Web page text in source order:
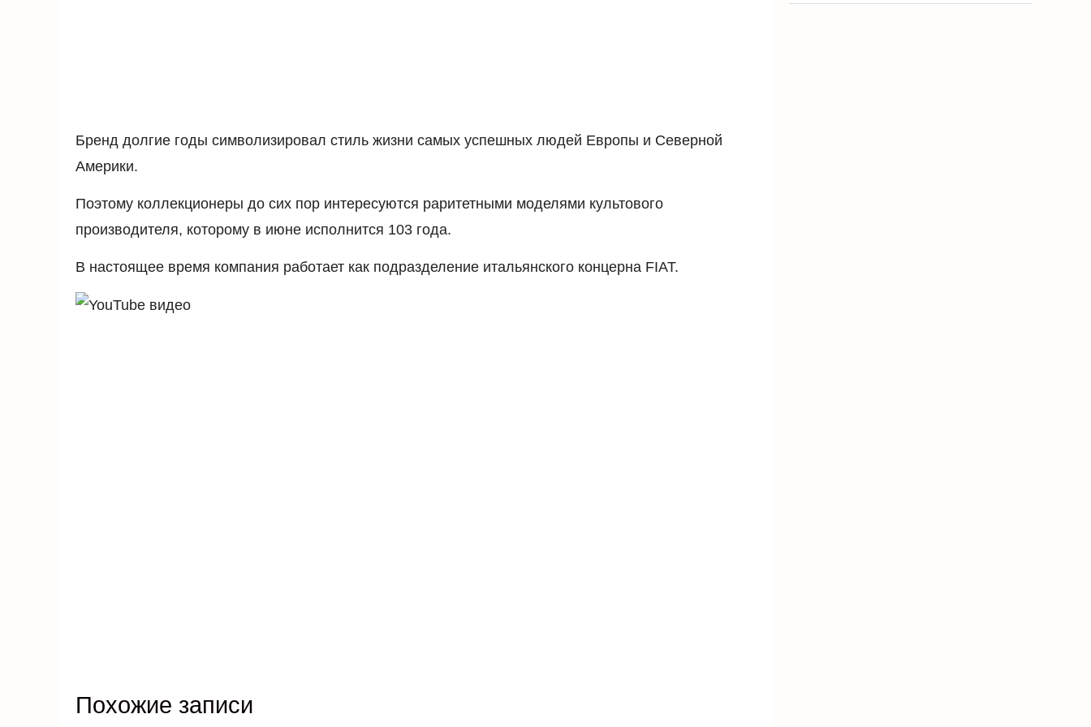
Бренд долгие годы символизировал стиль жизни самых успешных людей Европы и Северной
Америки.
Поэтому коллекционеры до сих пор интересуются раритетными моделями культового
производителя, которому в июне исполнится 103 года.
В настоящее время компания работает как подразделение итальянского концерна FIAT.
Похожие записи